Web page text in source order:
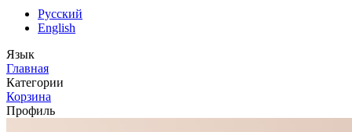
Русский
English
Язык
Главная
Категории
Корзина
Профиль